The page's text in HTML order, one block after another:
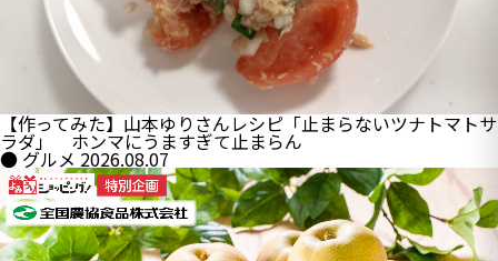
【作ってみた】山本ゆりさんレシピ「止まらないツナトマトサ
ラダ」 ホンマにうますぎて止まらん
● グルメ 2026.08.07